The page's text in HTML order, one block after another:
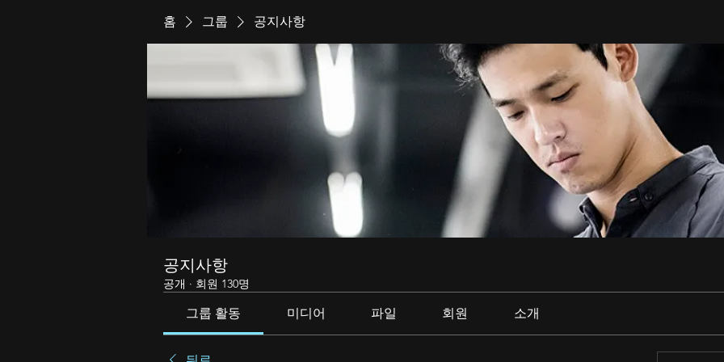
홈 그룹 공지사항
공지사항
공개 · 회원 130명
그룹 활동 미디어 파일 회원 소개